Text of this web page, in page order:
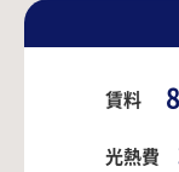
賃料
光熱費